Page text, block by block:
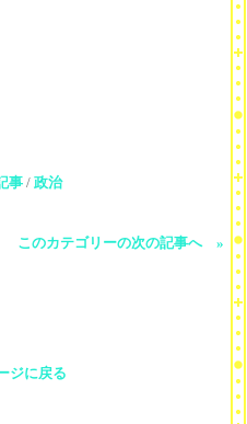
事/ 政治
このカテゴリーの次の記事へ »
ジに戻る